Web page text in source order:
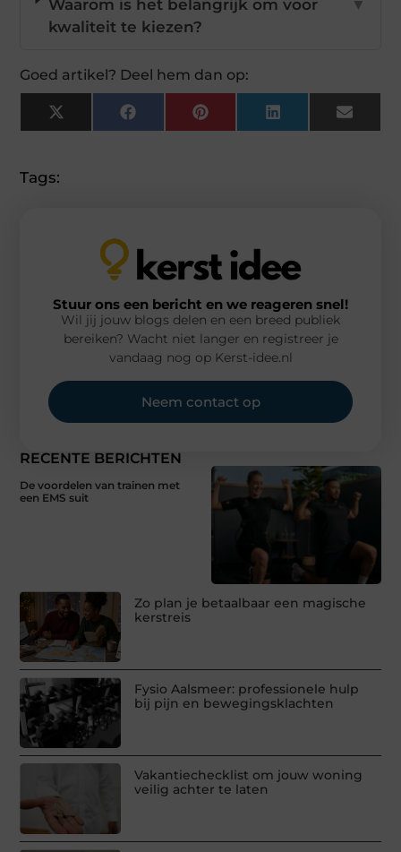
Waarom is het belangrijk om voor
kwaliteit te kiezen?
▼
Goed artikel? Deel hem dan op:
X
(Twitter)
FacebookPinterestLinkedInEmail
Tags:
RECENTE BERICHTEN
De voordelen van trainen met
een EMS suit
Zo plan je betaalbaar een magische
kerstreis
Fysio Aalsmeer: professionele hulp
bij pijn en bewegingsklachten
Vakantiechecklist om jouw woning
veilig achter te laten
Stuur ons een bericht en we reageren snel!
Wil jij jouw blogs delen en een breed publiek
bereiken? Wacht niet langer en registreer je
vandaag nog op Kerst-idee.nl
Neem contact op